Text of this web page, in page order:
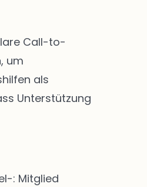
Call-to-
um
als
Unterstützung
: Mitglied